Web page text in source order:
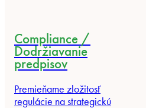
Compliance /
Dodržiavanie
predpisov
Premieňame zložitosť
regulácie na strategickú